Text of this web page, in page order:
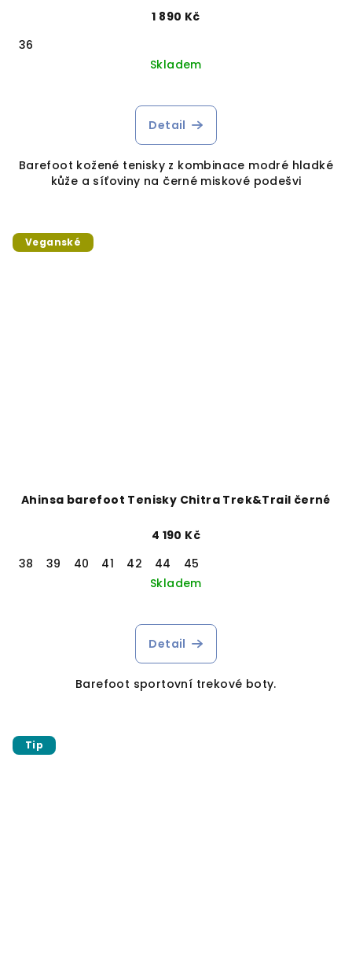
1 890 Kč
36
Skladem
Detail
Barefoot kožené tenisky z kombinace modré hladké
kůže a síťoviny na černé miskové podešvi
Veganské
Ahinsa barefoot Tenisky Chitra Trek&Trail černé
4 190 Kč
38
39 40 41 42 44
45
Skladem
Detail
Barefoot sportovní trekové boty.
Tip